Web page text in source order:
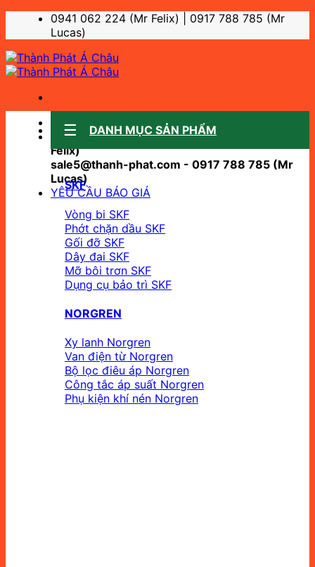
dung
0941 062 224 (Mr Felix) | 0917 788 785 (Mr
Lucas)
Sale support:
sale10@thanh-phat.com - 0941 062 224 (Mr
Felix)
sale5@thanh-phat.com - 0917 788 785 (Mr
Lucas)
YÊU CẦU BÁO GIÁ
DANH MỤC SẢN PHẨM
SKF
Vòng bi SKF
Phớt chặn dầu SKF
Gối đỡ SKF
Dây đai SKF
Mỡ bôi trơn SKF
Dụng cụ bảo trì SKF
NORGREN
Xy lanh Norgren
Van điện từ Norgren
Bộ lọc điêu áp Norgren
Công tắc áp suất Norgren
Phụ kiện khí nén Norgren